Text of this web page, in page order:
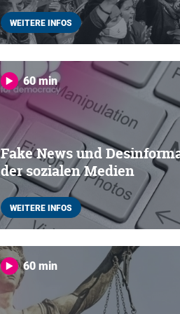
WEITERE INFOS
60 min
Fake News und
der sozialen Medien
WEITERE INFOS
60 min